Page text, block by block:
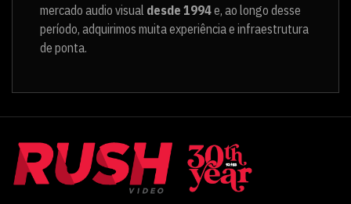
mercado audio visual desde 1994e, ao longo desse
período, adquirimos muita experiência e infraestrutura
de ponta.